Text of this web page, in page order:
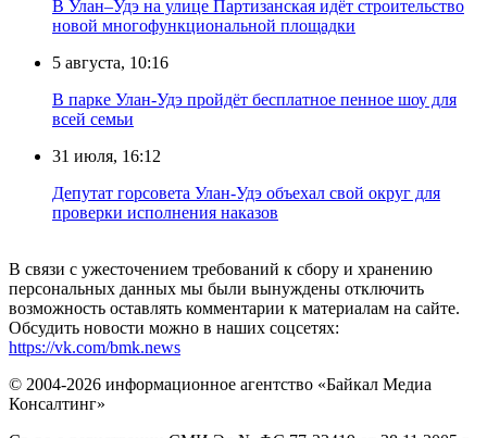
В Улан–Удэ на улице Партизанская идёт строительство
новой многофункциональной площадки
5 августа, 10:16
В парке Улан-Удэ пройдёт бесплатное пенное шоу для
всей семьи
31 июля, 16:12
Депутат горсовета Улан-Удэ объехал свой округ для
проверки исполнения наказов
В связи с ужесточением требований к сбору и хранению
персональных данных мы были вынуждены отключить
возможность оставлять комментарии к материалам на сайте.
Обсудить новости можно в наших соцсетях:
https://vk.com/bmk.news
© 2004-2026 информационное агентство «Байкал Медиа
Консалтинг»